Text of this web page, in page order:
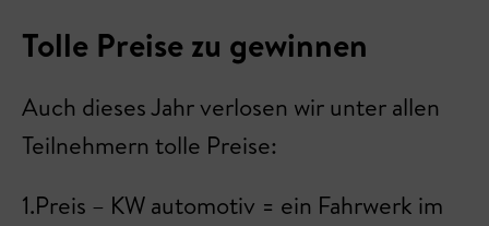
Tolle Preise zu gewinnen
Auch dieses Jahr verlosen wir unter allen
Teilnehmern tolle Preise:
1.Preis – KW automotiv = ein Fahrwerk im